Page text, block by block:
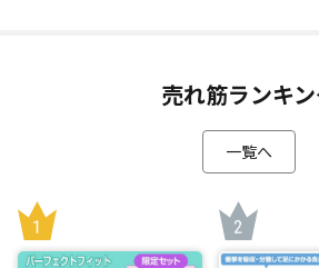
骨までトロトロで食べやすい！
イワシの頭と尾、内臓を丁寧に取り除き
を加え骨まで柔らかく煮込みました。
素材の味がしっかりしているので、調味
糖と、小豆島の醤油(しょうゆ)蔵「ヤマ
売れ筋ランキ
一覧へ